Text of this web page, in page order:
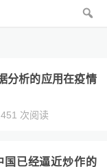
分析的应用在疫情
次阅读
国已经逼近炒作的